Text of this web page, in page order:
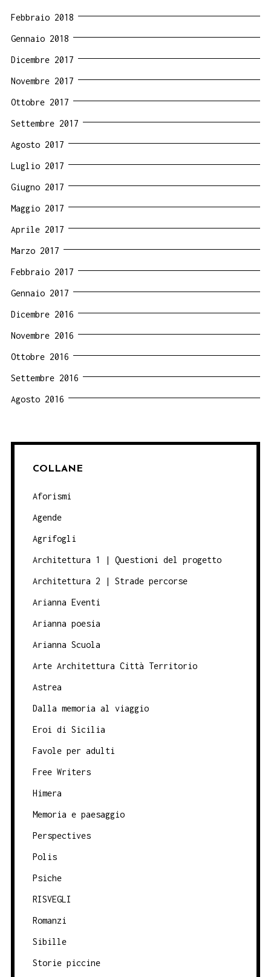
Febbraio 2018
Gennaio 2018
Dicembre 2017
Novembre 2017
Ottobre 2017
Settembre 2017
Agosto 2017
Luglio 2017
Giugno 2017
Maggio 2017
Aprile 2017
Marzo 2017
Febbraio 2017
Gennaio 2017
Dicembre 2016
Novembre 2016
Ottobre 2016
Settembre 2016
Agosto 2016
COLLANE
Aforismi
Agende
Agrifogli
Architettura 1 | Questioni del progetto
Architettura 2 | Strade percorse
Arianna Eventi
Arianna poesia
Arianna Scuola
Arte Architettura Città Territorio
Astrea
Dalla memoria al viaggio
Eroi di Sicilia
Favole per adulti
Free Writers
Himera
Memoria e paesaggio
Perspectives
Polis
Psiche
RISVEGLI
Romanzi
Sibille
Storie piccine